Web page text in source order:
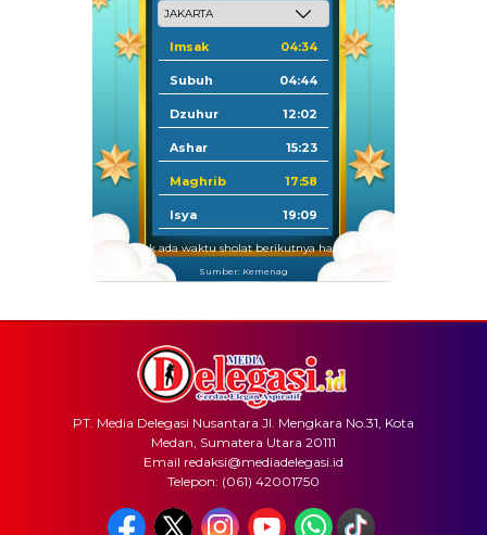
Imsak 04:34
Subuh 04:44
Dzuhur 12:02
Ashar 15:23
Maghrib 17:58
Isya 19:09
Tidak ada waktu sholat berikutnya hari ini.
Sumber: Kemenag
PT. Media Delegasi Nusantara Jl. Mengkara No.31, Kota
Medan, Sumatera Utara 20111
Email redaksi@mediadelegasi.id
Telepon: (061) 42001750